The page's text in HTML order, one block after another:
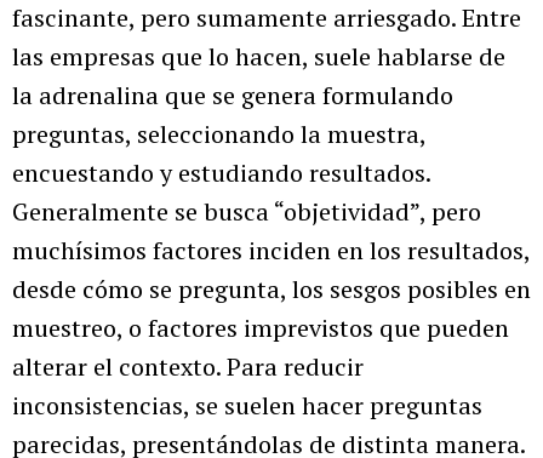
fascinante, pero sumamente arriesgado. Entre
las empresas que lo hacen, suele hablarse de
la adrenalina que se genera formulando
preguntas, seleccionando la muestra,
encuestando y estudiando resultados.
Generalmente se busca “objetividad”, pero
muchísimos factores inciden en los resultados,
desde cómo se pregunta, los sesgos posibles en
muestreo, o factores imprevistos que pueden
alterar el contexto. Para reducir
inconsistencias, se suelen hacer preguntas
parecidas, presentándolas de distinta manera.